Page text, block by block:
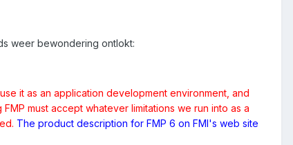
weer bewondering ontlokt:
it as an application development environment, and
must accept whatever limitations we run into as a
The product description for FMP 6 on FMI's web site